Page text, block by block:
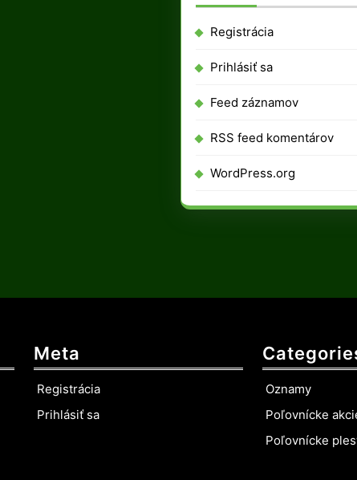
Registrácia
Prihlásiť sa
Feed záznamov
RSS feed komentárov
WordPress.org
Meta
Registrácia
Prihlásiť sa
Oznamy
Poľovnícke
Poľovnícke